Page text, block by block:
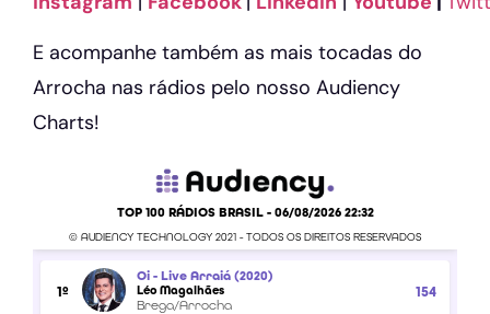
E acompanhe também as mais tocadas do
Arrocha nas rádios pelo nosso Audiency
Charts!